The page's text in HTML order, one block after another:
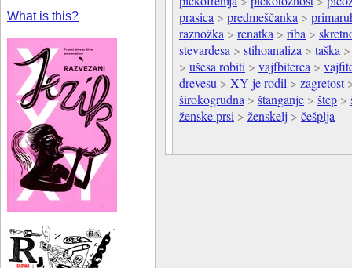
What is this?
prasica > predmeščanka >
raznožka > renatka > riba >
stevardesa > stihoanaliza > taška
> ušesa robiti > vajfbiterca >
drevesu > XY je rodil > zagretost
širokogrudna > štanganje > štep >
ženske prsi > ženskelj > češplja